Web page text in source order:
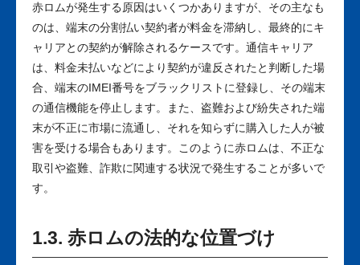
赤ロムが発生する原因はいくつかありますが、その主なも
のは、端末の分割払い契約者が料金を滞納し、最終的にキ
ャリアとの契約が解除されるケースです。通信キャリア
は、料金未払いなどにより契約が違反されたと判断した場
合、端末のIMEI番号をブラックリストに登録し、その端末
の通信機能を停止します。また、盗難および紛失された端
末が不正に市場に流通し、それを知らずに購入した人が被
害を受ける場合もあります。このように赤ロムは、不正な
取引や盗難、詐欺に関連する状況で発生することが多いで
す。
1.3. 赤ロムの法的な位置づけ